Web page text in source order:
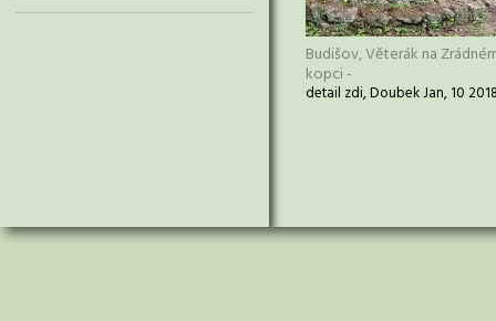
Budišov, Věterák na
kopci -
detail zdi, Doubek Jan, 10